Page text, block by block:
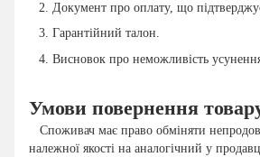
Документ про оплату, що
Гарантійний талон.
Висновок про неможливість
Умови повернення
Споживач має право обміняти
належної якості на аналогічний у